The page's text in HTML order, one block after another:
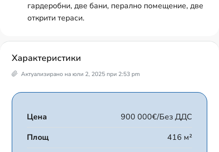
гардеробни, две бани, перално помещение, две
открити тераси.
Характеристики
Актуализирано на юли 2, 2025 при 2:53 pm
Цена
900 000€/Без ДДС
Площ
416 м²